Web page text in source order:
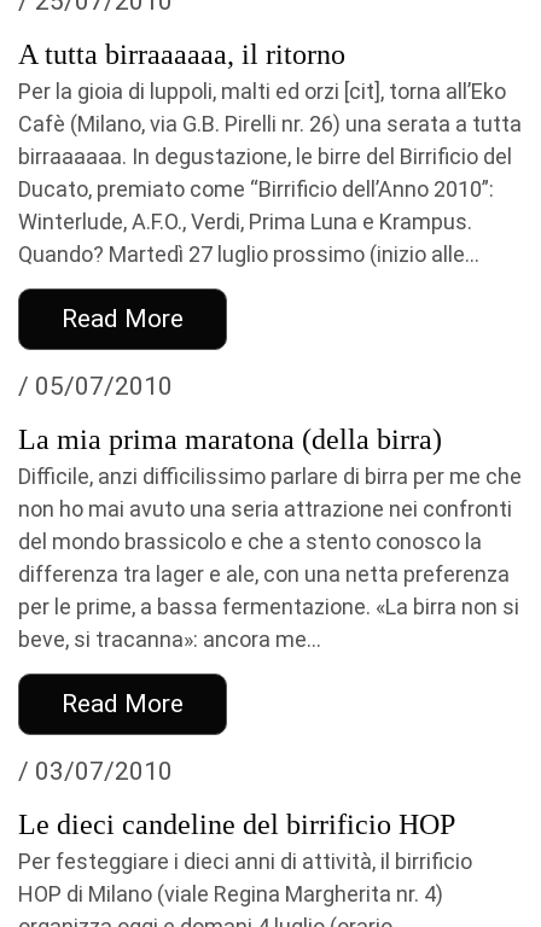
A tutta birraaaaaa, il ritorno
Per la gioia di luppoli, malti ed orzi [cit], torna all’Eko
Cafè (Milano, via G.B. Pirelli nr. 26) una serata a tutta
birraaaaaa. In degustazione, le birre del Birrificio del
Ducato, premiato come “Birrificio dell’Anno 2010”:
Winterlude, A.F.O., Verdi, Prima Luna e Krampus.
Quando? Martedì 27 luglio prossimo (inizio alle...
Read More
/ 05/07/2010
La mia prima maratona (della birra)
Difficile, anzi difficilissimo parlare di birra per me che
non ho mai avuto una seria attrazione nei confronti
del mondo brassicolo e che a stento conosco la
differenza tra lager e ale, con una netta preferenza
per le prime, a bassa fermentazione. «La birra non si
beve, si tracanna»: ancora me...
Read More
/ 03/07/2010
Le dieci candeline del birrificio HOP
Per festeggiare i dieci anni di attività, il birrificio
HOP di Milano (viale Regina Margherita nr. 4)